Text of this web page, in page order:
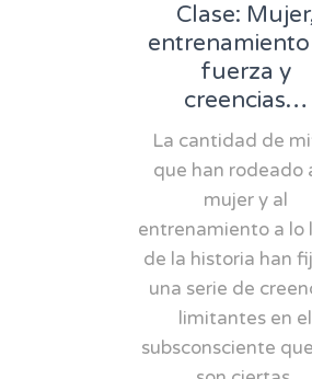
Clase:
fuerza y
creencias…
La cantidad de
que han rodeado
mujer y al
entrenamiento a lo
de la historia han
una serie de
limitantes en el
subsconsciente